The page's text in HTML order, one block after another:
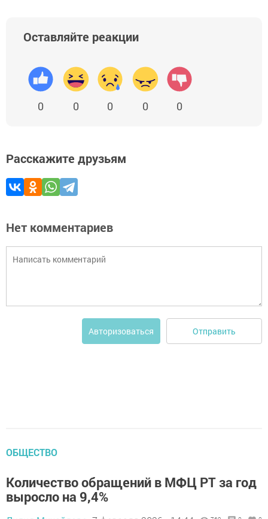
Оставляйте реакции
0 0 0 0 0
Расскажите друзьям
Нет комментариев
Авторизоваться Отправить
ОБЩЕСТВО
Количество обращений в МФЦ РТ за год
выросло на 9,4%